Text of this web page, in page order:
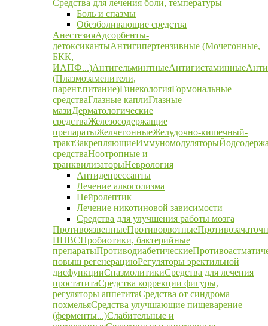
Средства для лечения боли, температуры
Боль и спазмы
Обезболивающие средства
АнестезияАдсорбенты-
детоксикантыАнтигипертензивные (Мочегонные,
БКК,
ИАПФ...)АнтигельминтныеАнтигистаминные
(Плазмозаменители,
парент.питание)ГинекологияГормональные
средстваГлазные каплиГлазные
мазиДерматологические
средстваЖелезосодержащие
препаратыЖелчегонныеЖелудочно-кишечный-
трактЗакрепляющиеИммуномодуляторы
средстваНоотропные и
транквилизаторыНеврология
Антидепрессанты
Лечение алкоголизма
Нейролептик
Лечение никотиновой зависимости
Средства для улучшения работы мозга
ПротивоязвенныеПротиворвотные
НПВСПробиотики, бактерийные
препаратыПротиводиабетические
повыш регенерациюРегуляторы эректильной
дисфункцииСпазмолитикиСредства для лечения
простатитаСредства коррекции фигуры,
регуляторы аппетитаСредства от синдрома
похмельяСредства улучшающие пищеварение
(ферменты...)Слабительные и